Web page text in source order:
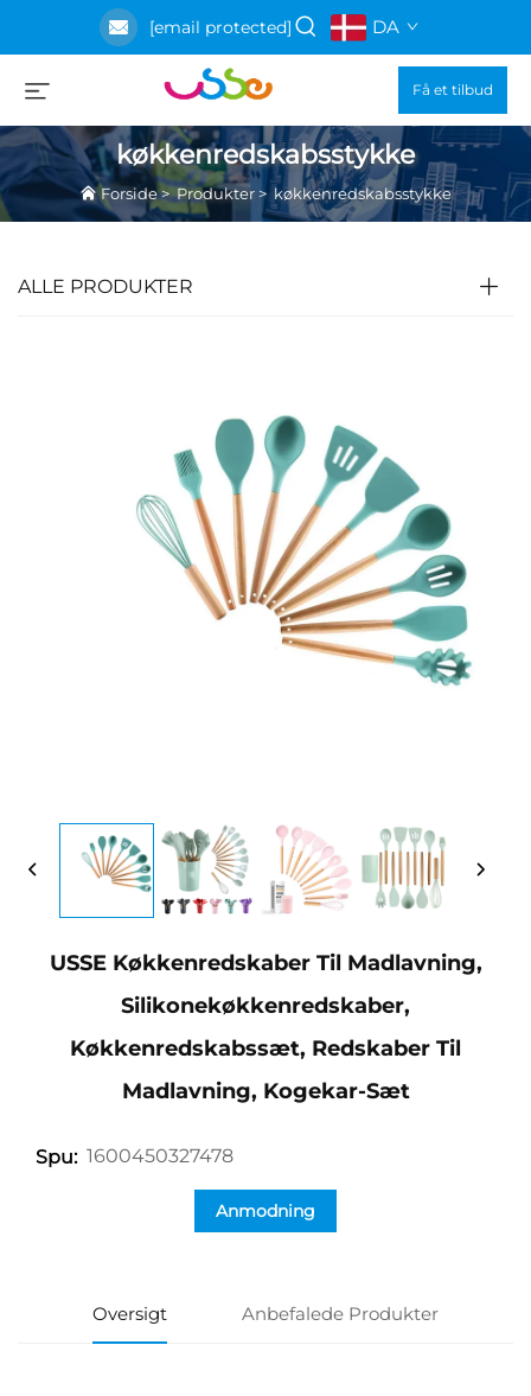
[email protected] DA
Få et tilbud
køkkenredskabsstykke
Forside>Produkter > køkkenredskabsstykke
ALLE PRODUKTER
USSE Køkkenredskaber Til Madlavning,
Silikonekøkkenredskaber,
Køkkenredskabssæt, Redskaber Til
Madlavning, Kogekar-Sæt
Spu: 1600450327478
Anmodning
Oversigt Anbefalede Produkter